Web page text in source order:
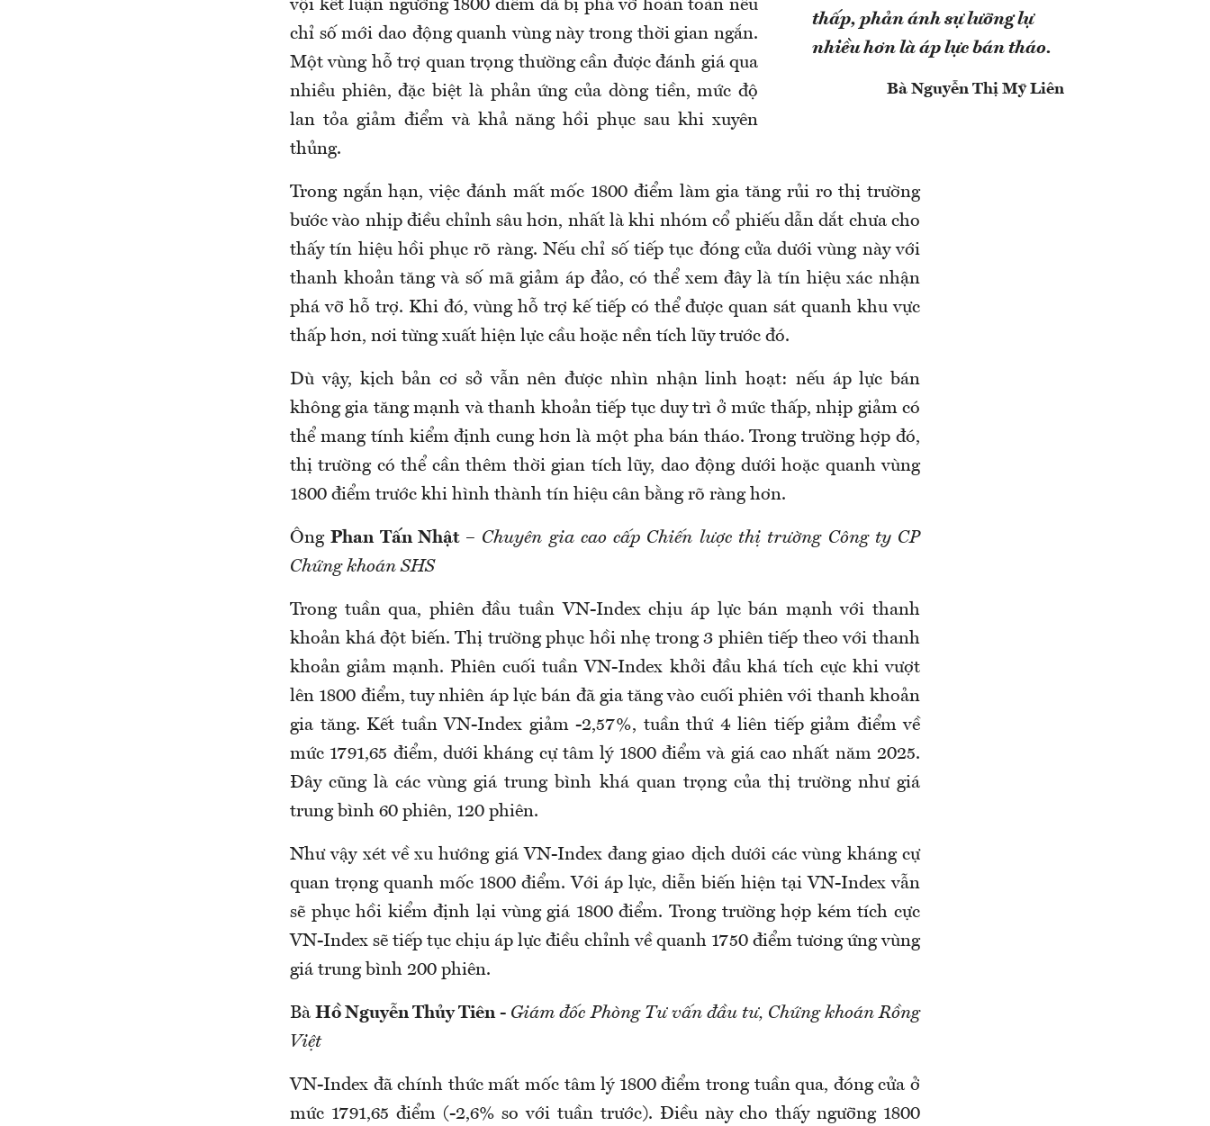
thấp, phản ánh sự lưỡng lự
nhiều hơn là áp lực bán tháo.
Bà Nguyễn Thị Mỹ Liên
vội kết luận ngưỡng 1800 điểm đã bị phá vỡ hoàn toàn nếu
chỉ số mới dao động quanh vùng này trong thời gian ngắn.
Một vùng hỗ trợ quan trọng thường cần được đánh giá qua
nhiều phiên, đặc biệt là phản ứng của dòng tiền, mức độ
lan tỏa giảm điểm và khả năng hồi phục sau khi xuyên
thủng.
Trong ngắn hạn, việc đánh mất mốc 1800 điểm làm gia tăng rủi ro thị trường
bước vào nhịp điều chỉnh sâu hơn, nhất là khi nhóm cổ phiếu dẫn dắt chưa cho
thấy tín hiệu hồi phục rõ ràng. Nếu chỉ số tiếp tục đóng cửa dưới vùng này với
thanh khoản tăng và số mã giảm áp đảo, có thể xem đây là tín hiệu xác nhận
phá vỡ hỗ trợ. Khi đó, vùng hỗ trợ kế tiếp có thể được quan sát quanh khu vực
thấp hơn, nơi từng xuất hiện lực cầu hoặc nền tích lũy trước đó.
Dù vậy, kịch bản cơ sở vẫn nên được nhìn nhận linh hoạt: nếu áp lực bán
không gia tăng mạnh và thanh khoản tiếp tục duy trì ở mức thấp, nhịp giảm có
thể mang tính kiểm định cung hơn là một pha bán tháo. Trong trường hợp đó,
thị trường có thể cần thêm thời gian tích lũy, dao động dưới hoặc quanh vùng
1800 điểm trước khi hình thành tín hiệu cân bằng rõ ràng hơn.
ÔngPhan Tấn Nhật– Chuyên gia cao cấp Chiến lược thị trường Công ty CP
Chứng khoán SHS
Trong tuần qua, phiên đầu tuần VN-Index chịu áp lực bán mạnh với thanh
khoản khá đột biến. Thị trường phục hồi nhẹ trong 3 phiên tiếp theo với thanh
khoản giảm mạnh. Phiên cuối tuần VN-Index khởi đầu khá tích cực khi vượt
lên 1800 điểm, tuy nhiên áp lực bán đã gia tăng vào cuối phiên với thanh khoản
gia tăng. Kết tuần VN-Index giảm -2,57%, tuần thứ 4 liên tiếp giảm điểm về
mức 1791,65 điểm, dưới kháng cự tâm lý 1800 điểm và giá cao nhất năm 2025.
Đây cũng là các vùng giá trung bình khá quan trọng của thị trường như giá
trung bình 60 phiên, 120 phiên.
Như vậy xét về xu hướng giá VN-Index đang giao dịch dưới các vùng kháng cự
quan trọng quanh mốc 1800 điểm. Với áp lực, diễn biến hiện tại VN-Index vẫn
sẽ phục hồi kiểm định lại vùng giá 1800 điểm. Trong trường hợp kém tích cực
VN-Index sẽ tiếp tục chịu áp lực điều chỉnh về quanh 1750 điểm tương ứng vùng
giá trung bình 200 phiên.
BàHồ Nguyễn Thủy Tiên- Giám đốc Phòng Tư vấn đầu tư, Chứng khoán Rồng
Việt
VN-Index đã chính thức mất mốc tâm lý 1800 điểm trong tuần qua, đóng cửa ở
mức 1791,65 điểm (-2,6% so với tuần trước). Điều này cho thấy ngưỡng 1800